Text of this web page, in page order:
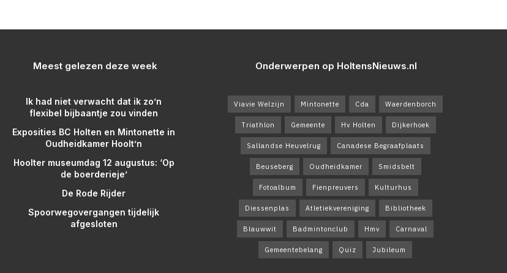
Meest gelezen deze week
Ik had niet verwacht dat ik zo’n
flexibel bijbaantje zou vinden
Exposities BC Holten en Mintonette in
Oudheidkamer Hoolt’n
Hoolter museumdag 12 augustus: ‘Op
de boerderieje’
De Rode Rijder
Spoorwegovergangen tijdelijk
afgesloten
Onderwerpen op HoltensNieuws.nl
Viavie Welzijn Mintonette Cda Waerdenborch
Triathlon Gemeente Hv Holten Dijkerhoek
Sallandse Heuvelrug Canadese Begraafplaats
Beuseberg Oudheidkamer Smidsbelt
Fotoalbum Fienpreuvers Kulturhus
Diessenplas Atletiekvereniging Bibliotheek
Blauwwit Badmintonclub Hmv Carnaval
Gemeentebelang Quiz Jubileum